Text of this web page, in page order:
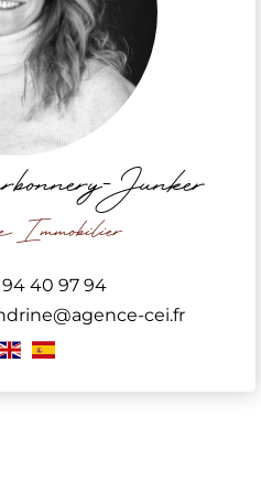
Junker
Immobilier
94 40 97 94
cei.fr